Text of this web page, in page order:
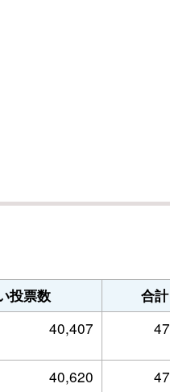
投票数 合計
40,407
40,620